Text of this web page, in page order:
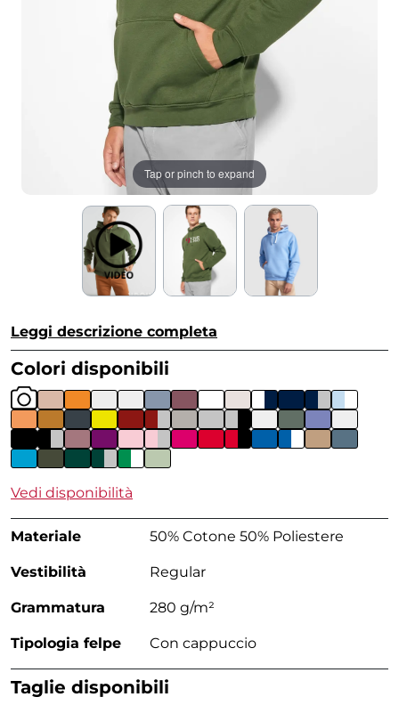
Tap or pinch to expand
Leggi descrizione completa
Colori disponibili
Vedi disponibilità
Materiale 50% Cotone 50% Poliestere
Vestibilità Regular
Grammatura 280 g/m²
Tipologia felpe Con cappuccio
Taglie disponibili